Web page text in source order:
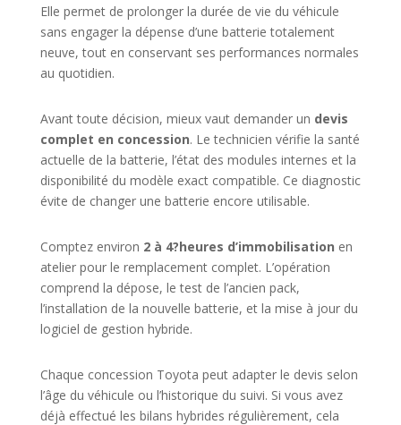
Elle permet de prolonger la durée de vie du véhicule
sans engager la dépense d’une batterie totalement
neuve, tout en conservant ses performances normales
au quotidien.
Avant toute décision, mieux vaut demander un devis
complet en concession. Le technicien vérifie la santé
actuelle de la batterie, l’état des modules internes et la
disponibilité du modèle exact compatible. Ce diagnostic
évite de changer une batterie encore utilisable.
Comptez environ 2 à 4?heures d’immobilisation en
atelier pour le remplacement complet. L’opération
comprend la dépose, le test de l’ancien pack,
l’installation de la nouvelle batterie, et la mise à jour du
logiciel de gestion hybride.
Chaque concession Toyota peut adapter le devis selon
l’âge du véhicule ou l’historique du suivi. Si vous avez
déjà effectué les bilans hybrides régulièrement, cela